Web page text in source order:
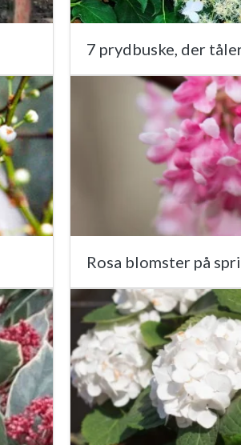
7 prydbuske, der
Rosa blomster på